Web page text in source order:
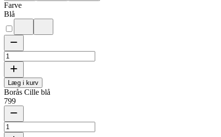
Farve
Blå
Læg i kurv
Borås Cille blå
799